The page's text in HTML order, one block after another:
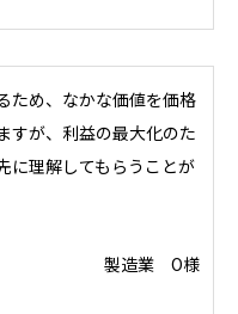
ため、なかな価値を価格
すが、利益の最大化のた
に理解してもらうことが
製造業 O様